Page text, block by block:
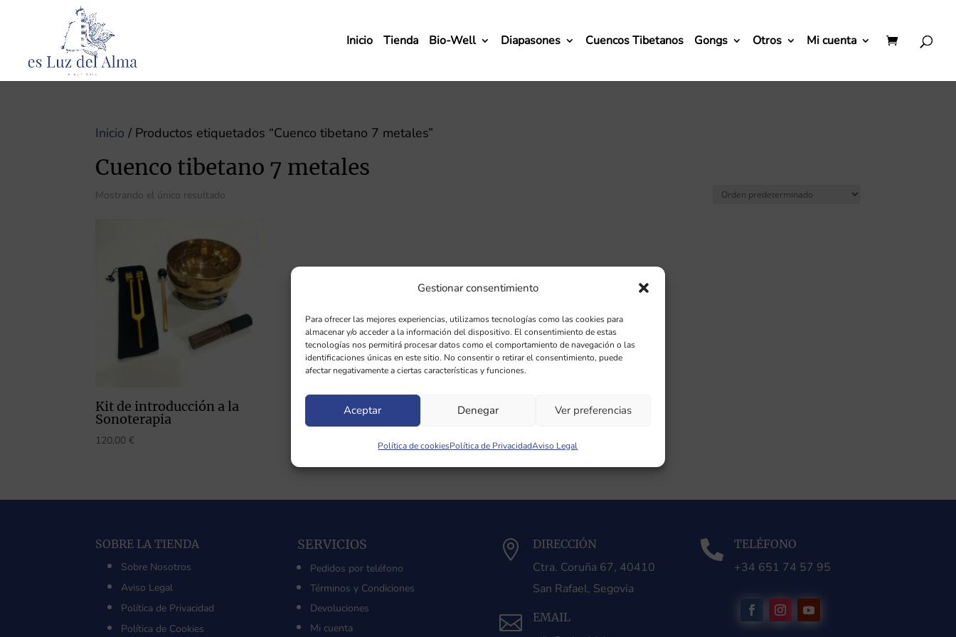
Gestionar consentimiento
Para ofrecer las mejores experiencias, utilizamos tecnologías como las cookies para
almacenar y/o acceder a la información del dispositivo. El consentimiento de estas
tecnologías nos permitirá procesar datos como el comportamiento de navegación o las
identificaciones únicas en este sitio. No consentir o retirar el consentimiento, puede
afectar negativamente a ciertas características y funciones.
Aceptar Denegar Ver preferencias
Política de cookiesPolítica de PrivacidadAviso Legal
Inicio Tienda Bio-Well Diapasones Cuencos Tibetanos Gongs Otros Mi cuenta
Inicio / Productos etiquetados “Cuenco tibetano 7 metales”
Cuenco tibetano 7 metales
Mostrando el único resultado
Kit de introducción a la
Sonoterapia
120,00 €
SOBRE LA TIENDA
Sobre Nosotros
Aviso Legal
Política de Privacidad
Política de Cookies
SERVICIOS
Pedidos por teléfono
Términos y Condiciones
Devoluciones
Mi cuenta
 DIRECCIÓN
Ctra. Coruña 67, 40410
San Rafael, Segovia
 EMAIL
 TELÉFONO
+34 651 74 57 95